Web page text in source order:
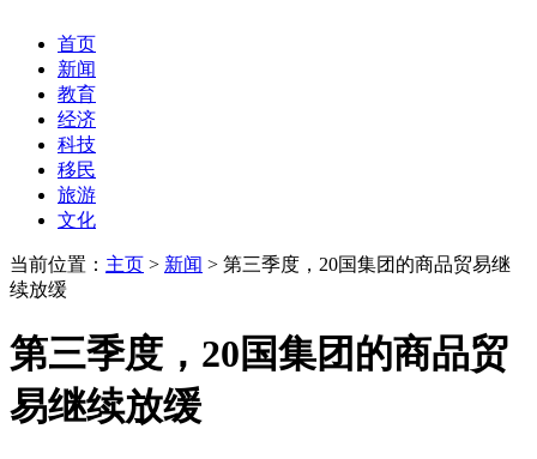
首页
新闻
教育
经济
科技
移民
旅游
文化
当前位置： 主页 > 新闻 > 第三季度，20国集团的商品贸易继
续放缓
第三季度，20国集团的商品贸
易继续放缓